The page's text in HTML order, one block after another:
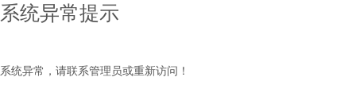
系统异常提示
系统异常，请联系管理员或重新访问！